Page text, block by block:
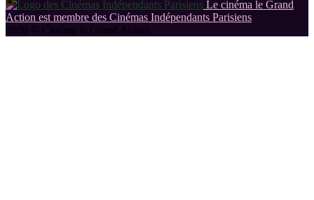
Le cinéma le Grand
Action est membre des Cinémas Indépendants Parisiens
2026 © Cinéma le Grand Action